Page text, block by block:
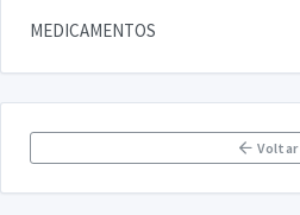
MEDICAMENTOS
Voltar